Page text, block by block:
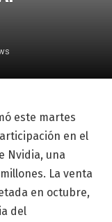
este martes
en el
Nvidia, una
La venta
en octubre,
del